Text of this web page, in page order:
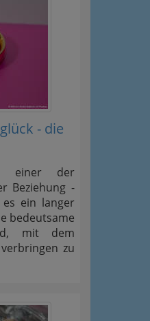
- die
der
Beziehung -
ein langer
bedeutsame
mit dem
zu